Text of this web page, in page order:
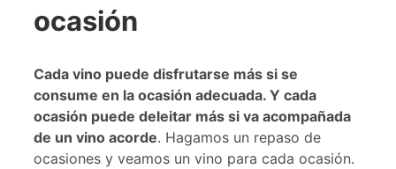
ocasión
Cada vino puede disfrutarse más si se
consume en la ocasión adecuada. Y cada
ocasión puede deleitar más si va acompañada
de un vino acorde. Hagamos un repaso de
ocasiones y veamos un vino para cada ocasión.